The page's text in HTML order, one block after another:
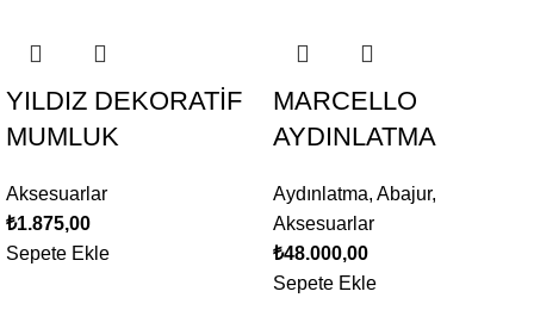
YILDIZ DEKORATİF
MUMLUK
Aksesuarlar
₺1.875,00
Sepete Ekle
MARCELLO
AYDINLATMA
Aydınlatma, Abajur,
Aksesuarlar
₺48.000,00
Sepete Ekle